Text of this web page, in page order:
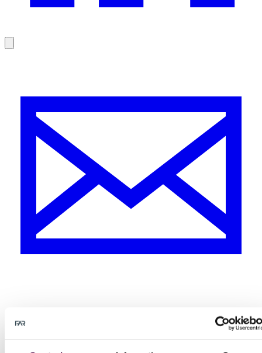
e senaste åren har det rört på sig på ­redovisningsmarknaden.
Kända byråer har sålt sin redovisningsverksamhet och nya
ägarförhållanden har tagit form. I somras publicerade Balans en
artikel med rubriken ”Redovisning till salu”. Där konstateras att när